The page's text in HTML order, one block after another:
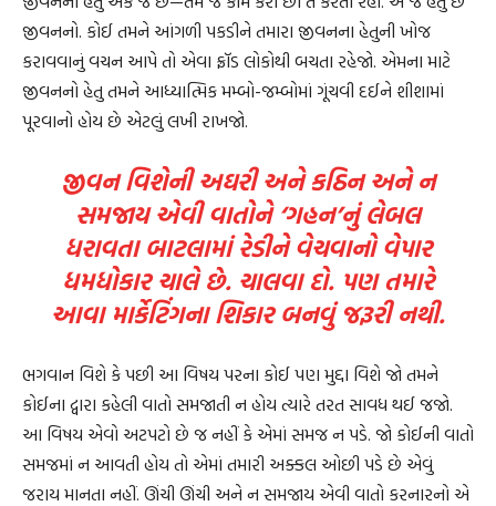
જીવનનો. કોઈ તમને આંગળી પકડીને તમારા જીવનના હેતુની ખોજ
કરાવવાનું વચન આપે તો એવા ફ્રૉડ લોકોથી બચતા રહેજો. એમના માટે
જીવનનો હેતુ તમને આધ્યાત્મિક મમ્બો-જમ્બોમાં ગૂંચવી દઈને શીશામાં
પૂરવાનો હોય છે એટલું લખી રાખજો.
જીવન વિશેની અઘરી અને કઠિન અને ન
સમજાય એવી વાતોને ‘ગહન’નું લેબલ
ધરાવતા બાટલામાં રેડીને વેચવાનો વેપાર
ધમધોકાર ચાલે છે. ચાલવા દો. પણ તમારે
આવા માર્કેટિંગના શિકાર બનવું જરૂરી નથી.
ભગવાન વિશે કે પછી આ વિષય પરના કોઈ પણ મુદ્દા વિશે જો તમને
કોઈના દ્વારા કહેલી વાતો સમજાતી ન હોય ત્યારે તરત સાવધ થઈ જજો.
આ વિષય એવો અટપટો છે જ નહીં કે એમાં સમજ ન પડે. જો કોઈની વાતો
સમજમાં ન આવતી હોય તો એમાં તમારી અક્કલ ઓછી પડે છે એવું
જરાય માનતા નહીં. ઊંચી ઊંચી અને ન સમજાય એવી વાતો કરનારનો એ